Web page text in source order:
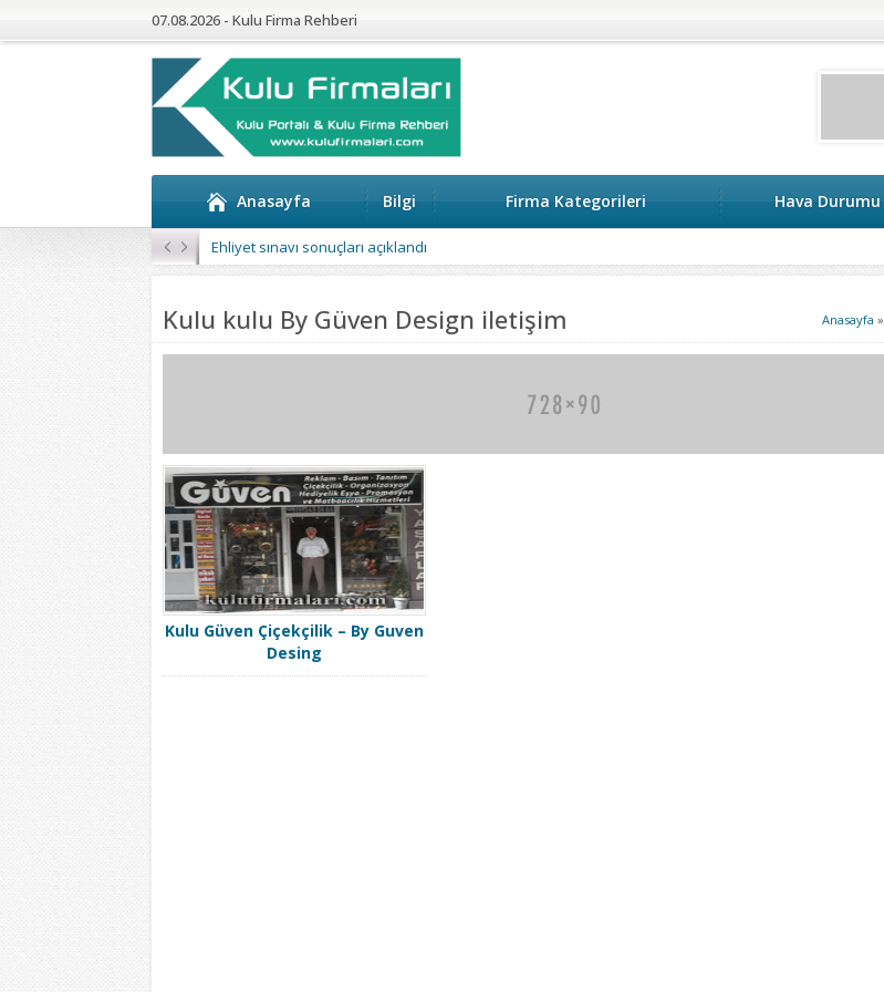
07.08.2026 - Kulu Firma Rehberi
Anasayfa Bilgi Firma Kategorileri Hava Durumu
Ehliyet sınavı sonuçları açıklandı
Anasayfa »
Kulu kulu By Güven Design iletişim
Kulu Güven Çiçekçilik – By Guven
Desing